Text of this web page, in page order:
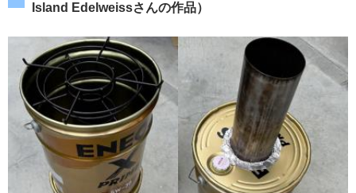
Island Edelweissさんの作品）